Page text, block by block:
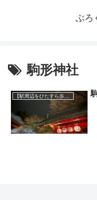
ぶろ
駒形神社
【駅周辺をひたすら歩く】ぶらり旅